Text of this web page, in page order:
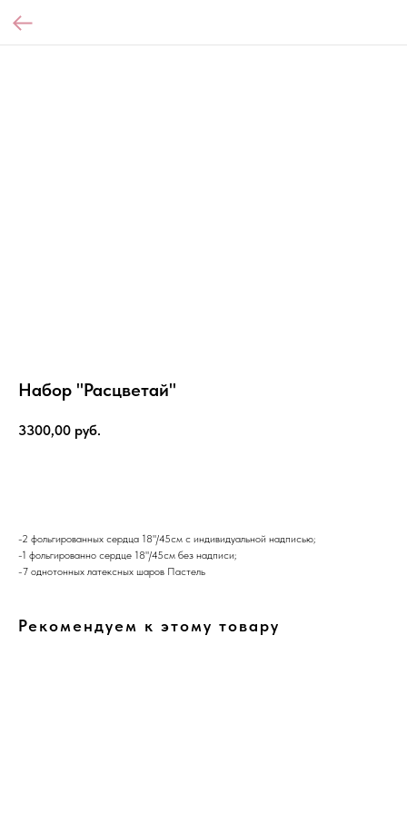
Набор "Расцветай"
3300,00 руб.
-2 фольгированных сердца 18"/45см с индивидуальной надписью;
-1 фольгированно сердце 18"/45см без надписи;
-7 однотонных латексных шаров Пастель
Рекомендуем к этому товару